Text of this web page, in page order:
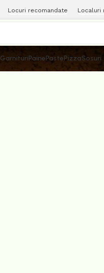
Locuri recomandate Localuri
GarnituriPainePastePizzaSosuri